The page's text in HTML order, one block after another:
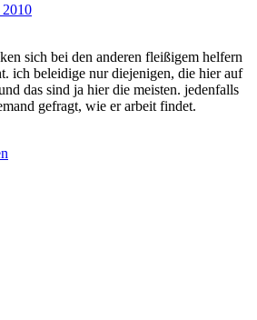
sich bei den anderen fleißigem helfern
ich beleidige nur diejenigen, die hier auf
das sind ja hier die meisten. jedenfalls
gefragt, wie er arbeit findet.